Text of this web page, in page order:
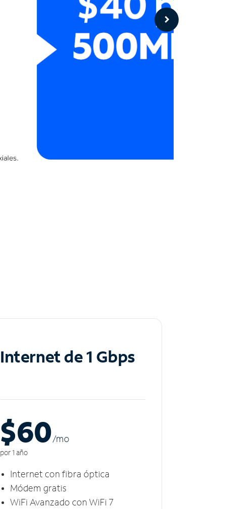
Internet de 1 Gbps
$60/mo
por 1 año
Internet con fibra óptica
Módem gratis
WiFi Avanzado con WiFi 7